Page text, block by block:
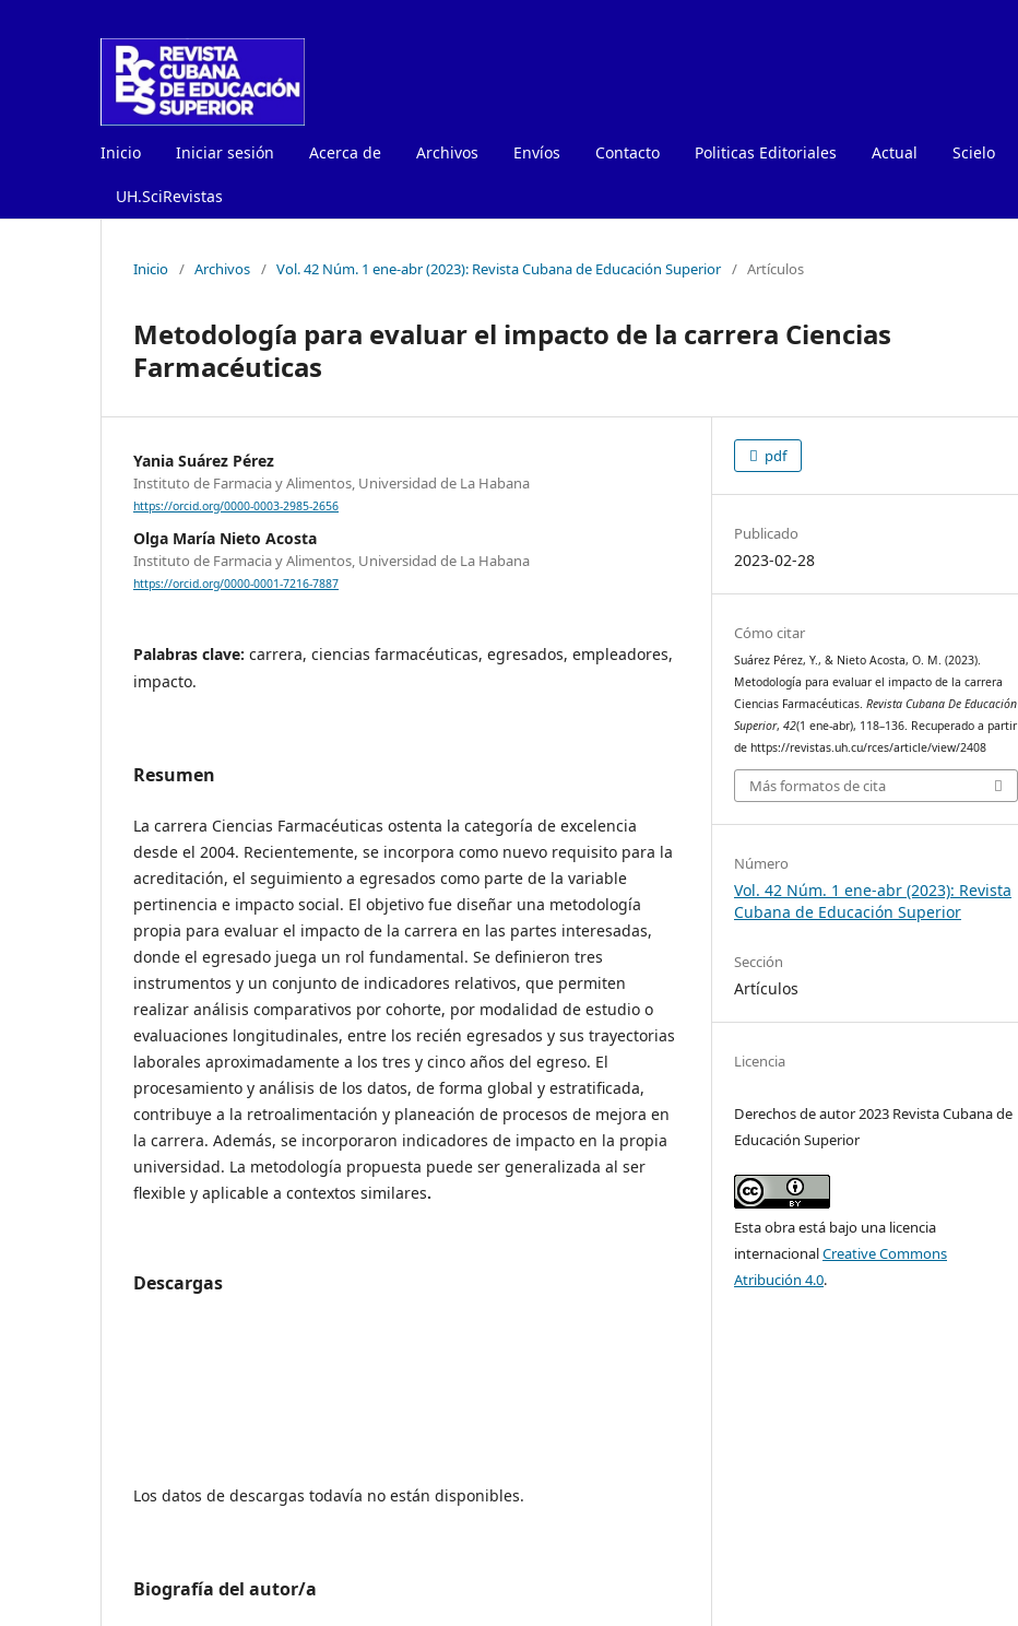
Inicio Iniciar sesión Acerca de Archivos Envíos Contacto Politicas Editoriales Actual Scielo
UH.SciRevistas
Inicio / Archivos / Vol. 42 Núm. 1 ene-abr (2023): Revista Cubana de Educación Superior / Artículos
Metodología para evaluar el impacto de la carrera Ciencias
Farmacéuticas
Yania Suárez Pérez
Instituto de Farmacia y Alimentos, Universidad de La Habana
https://orcid.org/0000-0003-2985-2656
Olga María Nieto Acosta
Instituto de Farmacia y Alimentos, Universidad de La Habana
https://orcid.org/0000-0001-7216-7887
Palabras clave: carrera, ciencias farmacéuticas, egresados, empleadores,
impacto.
Resumen
La carrera Ciencias Farmacéuticas ostenta la categoría de excelencia
desde el 2004. Recientemente, se incorpora como nuevo requisito para la
acreditación, el seguimiento a egresados como parte de la variable
pertinencia e impacto social. El objetivo fue diseñar una metodología
propia para evaluar el impacto de la carrera en las partes interesadas,
donde el egresado juega un rol fundamental. Se definieron tres
instrumentos y un conjunto de indicadores relativos, que permiten
realizar análisis comparativos por cohorte, por modalidad de estudio o
evaluaciones longitudinales, entre los recién egresados y sus trayectorias
laborales aproximadamente a los tres y cinco años del egreso. El
procesamiento y análisis de los datos, de forma global y estratificada,
contribuye a la retroalimentación y planeación de procesos de mejora en
la carrera. Además, se incorporaron indicadores de impacto en la propia
universidad. La metodología propuesta puede ser generalizada al ser
flexible y aplicable a contextos similares.
Descargas
Los datos de descargas todavía no están disponibles.
Biografía del autor/a
pdf
Publicado
2023-02-28
Cómo citar
Suárez Pérez, Y., & Nieto Acosta, O. M. (2023).
Metodología para evaluar el impacto de la carrera
Ciencias Farmacéuticas.Revista Cubana De Educación
Superior,42(1 ene-abr), 118–136. Recuperado a partir
de https://revistas.uh.cu/rces/article/view/2408
Más formatos de cita
Número
Vol. 42 Núm. 1 ene-abr (2023): Revista
Cubana de Educación Superior
Sección
Artículos
Licencia
Derechos de autor 2023 Revista Cubana de
Educación Superior
Esta obra está bajo una licencia
internacionalCreative Commons
Atribución 4.0.